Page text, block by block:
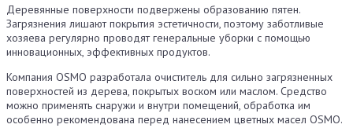
Деревянные поверхности подвержены образованию пятен.
Загрязнения лишают покрытия эстетичности, поэтому заботливые
хозяева регулярно проводят генеральные уборки с помощью
инновационных, эффективных продуктов.
Компания OSMO разработала очиститель для сильно загрязненных
поверхностей из дерева, покрытых воском или маслом. Средство
можно применять снаружи и внутри помещений, обработка им
особенно рекомендована перед нанесением цветных масел OSMO.